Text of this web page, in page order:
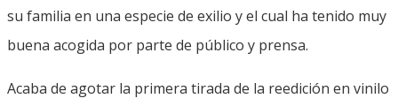
su familia en una especie de exilio y el cual ha tenido muy
buena acogida por parte de público y prensa.
Acaba de agotar la primera tirada de la reedición en vinilo